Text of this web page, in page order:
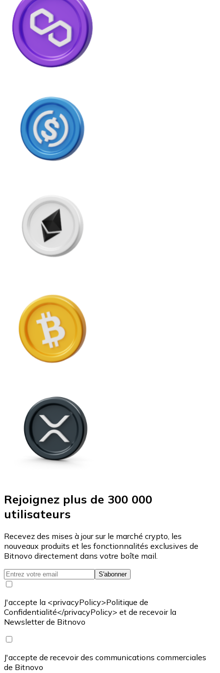
Rejoignez plus de 300 000
utilisateurs
Recevez des mises à jour sur le marché crypto, les
nouveaux produits et les fonctionnalités exclusives de
Bitnovo directement dans votre boîte mail.
S'abonner
J'accepte la <privacyPolicy>Politique de
Confidentialité</privacyPolicy> et de recevoir la
Newsletter de Bitnovo
J'accepte de recevoir des communications commerciales
de Bitnovo